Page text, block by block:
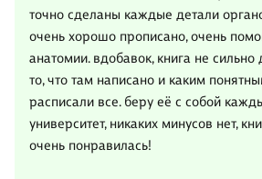
точно сделаны каждые детали
очень хорошо прописано, очень
анатомии. вдобавок, книга не сильно
то, что там написано и каким
расписали все. беру её с собой
университет, никаких минусов нет,
очень понравилась!